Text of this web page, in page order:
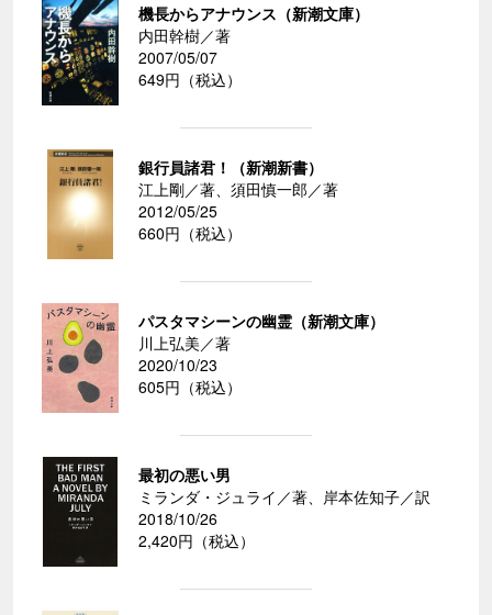
機長からアナウンス（新潮文庫）
内田幹樹／著
2007/05/07
649円（税込）
銀行員諸君！（新潮新書）
江上剛／著、須田慎一郎／著
2012/05/25
660円（税込）
パスタマシーンの幽霊（新潮文庫）
川上弘美／著
2020/10/23
605円（税込）
最初の悪い男
ミランダ・ジュライ／著、岸本佐知子／訳
2018/10/26
2,420円（税込）